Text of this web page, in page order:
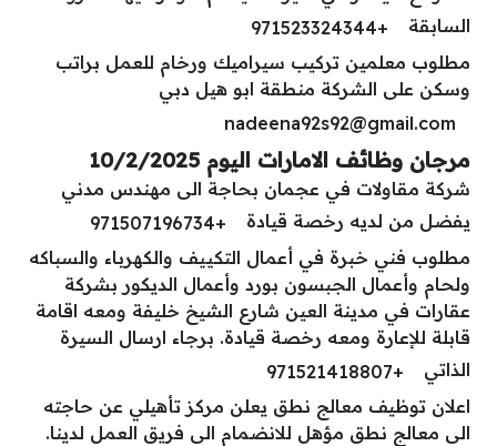
السابقة
+971523324344
مطلوب معلمين تركيب سيراميك ورخام للعمل براتب
وسكن على الشركة منطقة ابو هيل دبي
nadeena92s92@gmail.com
مرجان وظائف الامارات اليوم 10/2/2025
شركة مقاولات في عجمان بحاجة الى مهندس مدني
يفضل من لديه رخصة قيادة
+971507196734
مطلوب فني خبرة في أعمال التكييف والكهرباء والسباكه
ولحام وأعمال الجبسون بورد وأعمال الديكور بشركة
عقارات في مدينة العين شارع الشيخ خليفة ومعه اقامة
قابلة للإعارة ومعه رخصة قيادة. برجاء ارسال السيرة
الذاتي
+971521418807
اعلان توظيف معالج نطق يعلن مركز تأهيلي عن حاجته
الى معالج نطق مؤهل للانضمام الى فريق العمل لدينا.